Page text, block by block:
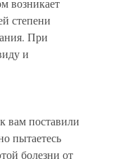
возникает
степени
При
и
вам поставили
пытаетесь
болезни от